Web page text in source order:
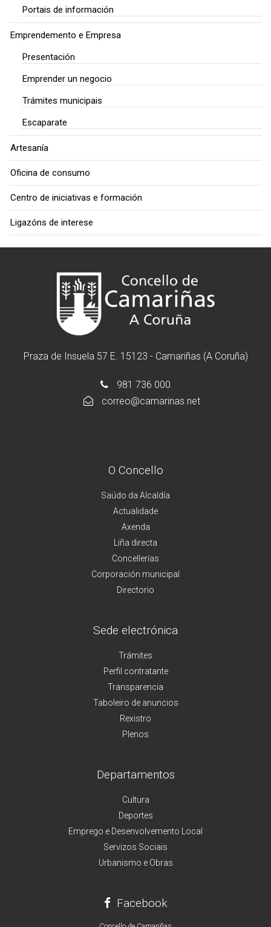
Portais de información
Emprendemento e Empresa
Presentación
Emprender un negocio
Trámites municipais
Escaparate
Artesanía
Oficina de consumo
Centro de iniciativas e formación
Ligazóns de interese
Praza de Insuela 57 E. 15123 - Camariñas (A Coruña)
981 736 000
correo@camarinas.net
O Concello
Saúdo da Alcaldía
Actualidade
Axenda
Liña directa
Concellerías
Corporación municipal
Directorio
Sede electrónica
Trámites
Perfil contratante
Transparencia
Taboleiro de anuncios
Rexistro
Plenos
Departamentos
Cultura
Deportes
Emprego e Desenvolvemento Local
Servizos Sociais
Urbanismo e Obras
Facebook